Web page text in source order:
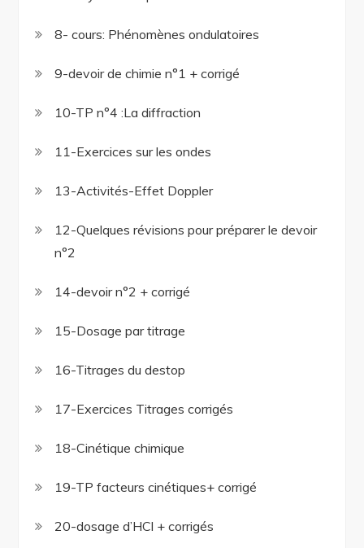
8- cours: Phénomènes ondulatoires
9-devoir de chimie n°1 + corrigé
10-TP n°4 :La diffraction
11-Exercices sur les ondes
13-Activités-Effet Doppler
12-Quelques révisions pour préparer le devoir
n°2
14-devoir n°2 + corrigé
15-Dosage par titrage
16-Titrages du destop
17-Exercices Titrages corrigés
18-Cinétique chimique
19-TP facteurs cinétiques+ corrigé
20-dosage d’HCl + corrigés